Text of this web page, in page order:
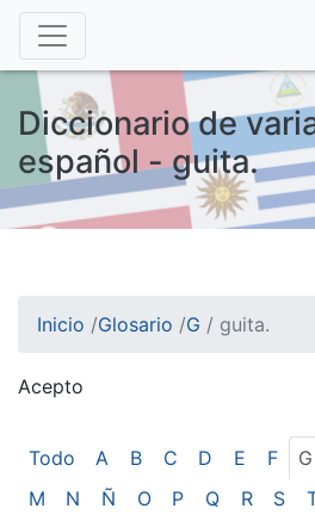
Diccionario de
español - guita.
Inicio /Glosario /G / guita.
Acepto
Esto nos ayuda a recolectar
Todo A B C D E F G
M
N Ñ O P Q R S